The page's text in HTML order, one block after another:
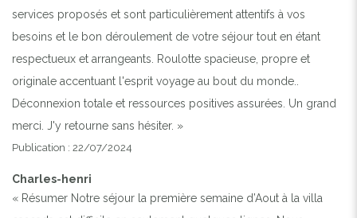
services proposés et sont particulièrement attentifs à vos
besoins et le bon déroulement de votre séjour tout en étant
respectueux et arrangeants. Roulotte spacieuse, propre et
originale accentuant l'esprit voyage au bout du monde..
Déconnexion totale et ressources positives assurées. Un grand
merci. J'y retourne sans hésiter. »
Publication : 22/07/2024
Charles-henri
« Résumer Notre séjour la première semaine d’Aout à la villa